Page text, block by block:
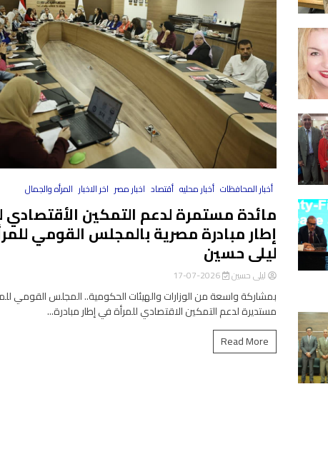
أخبار المحافظات أخبار محليه أقتصاد اخبار مصر اخر الاخبار المرأه والجمال
مائدة مستمرة لدعم التمكين الأقتصادي
إطار مبادرة مصرية بالمجلس القومي
ليلى حسين
ليلى حسين 2026-07-17
بمشاركة واسعة من الوزارات والهيئات الحكومية.. المجلس القومي
مستديرة لدعم التمكين الاقتصادي للمرأة في إطار مبادرة...
Read More